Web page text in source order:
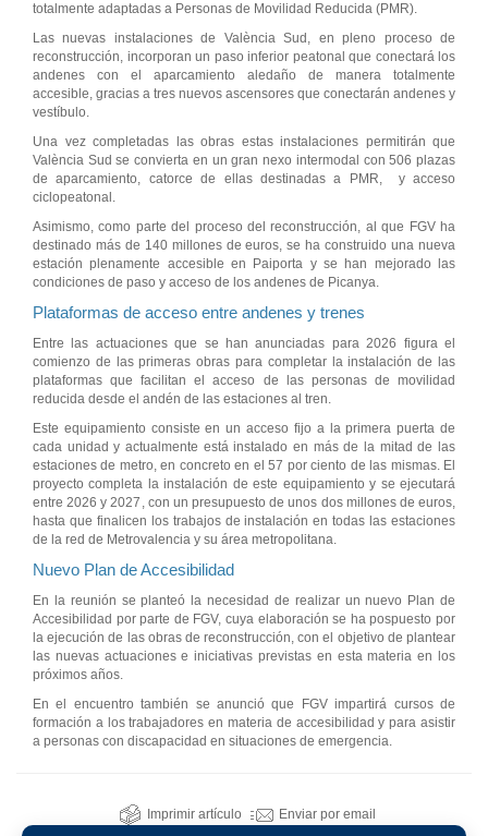
totalmente adaptadas a Personas de Movilidad Reducida (PMR).
Las nuevas instalaciones de València Sud, en pleno proceso de
reconstrucción, incorporan un paso inferior peatonal que conectará los
andenes con el aparcamiento aledaño de manera totalmente
accesible, gracias a tres nuevos ascensores que conectarán andenes y
vestíbulo.
Una vez completadas las obras estas instalaciones permitirán que
València Sud se convierta en un gran nexo intermodal con 506 plazas
de aparcamiento, catorce de ellas destinadas a PMR, y acceso
ciclopeatonal.
Asimismo, como parte del proceso del reconstrucción, al que FGV ha
destinado más de 140 millones de euros, se ha construido una nueva
estación plenamente accesible en Paiporta y se han mejorado las
condiciones de paso y acceso de los andenes de Picanya.
Plataformas de acceso entre andenes y trenes
Entre las actuaciones que se han anunciadas para 2026 figura el
comienzo de las primeras obras para completar la instalación de las
plataformas que facilitan el acceso de las personas de movilidad
reducida desde el andén de las estaciones al tren.
Este equipamiento consiste en un acceso fijo a la primera puerta de
cada unidad y actualmente está instalado en más de la mitad de las
estaciones de metro, en concreto en el 57 por ciento de las mismas. El
proyecto completa la instalación de este equipamiento y se ejecutará
entre 2026 y 2027, con un presupuesto de unos dos millones de euros,
hasta que finalicen los trabajos de instalación en todas las estaciones
de la red de Metrovalencia y su área metropolitana.
Nuevo Plan de Accesibilidad
En la reunión se planteó la necesidad de realizar un nuevo Plan de
Accesibilidad por parte de FGV, cuya elaboración se ha pospuesto por
la ejecución de las obras de reconstrucción, con el objetivo de plantear
las nuevas actuaciones e iniciativas previstas en esta materia en los
próximos años.
En el encuentro también se anunció que FGV impartirá cursos de
formación a los trabajadores en materia de accesibilidad y para asistir
a personas con discapacidad en situaciones de emergencia.
Imprimir artículo Enviar por email